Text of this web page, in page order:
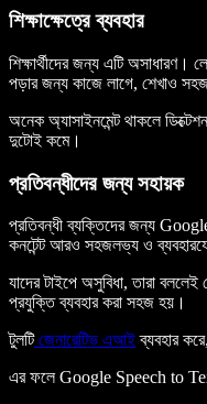
শিক্ষাক্ষেত্রে ব্যবহার
শিক্ষার্থীদের জন্য এটি অসাধারণ।
পড়ার জন্য কাজে লাগে, শেখাও
অনেক অ্যাসাইনমেন্ট থাকলে
দুটোই কমে।
প্রতিবন্ধীদের জন্য সহায়ক
প্রতিবন্ধী ব্যক্তিদের জন্য
কনটেন্ট আরও সহজলভ্য ও
যাদের টাইপে অসুবিধা, তারা
প্রযুক্তি ব্যবহার করা সহজ হয়।
টুলটিজেনারেটিভ এআইব্যবহার
এর ফলে Google Speech to